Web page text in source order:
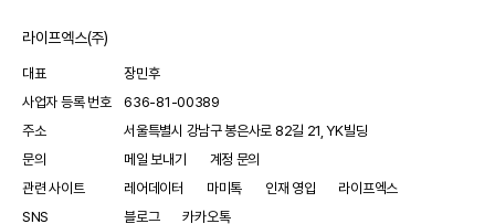
라이프엑스(주)
대표
장민후
사업자 등록 번호
636-81-00389
주소
서울특별시 강남구 봉은사로 82길 21, YK빌딩
문의
메일 보내기
계정 문의
관련 사이트
레어데이터 마미톡 인재 영입
라이프엑스
SNS
블로그 카카오톡